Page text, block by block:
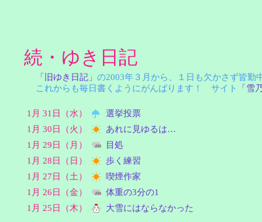
続・ゆき日記
「旧ゆき日記」 の2003年３月から、１日も欠かさず皆
これからも毎日書くようにがんばります！ サイト
「雪
1月 31日（水）
選挙投票
1月 30日（火）
あれに見ゆるは…
1月 29日（月）
目処
1月 28日（日）
歩く練習
1月 27日（土）
喫煙作家
1月 26日（金）
体重の3分の1
1月 25日（木）
大雪にはならなかった